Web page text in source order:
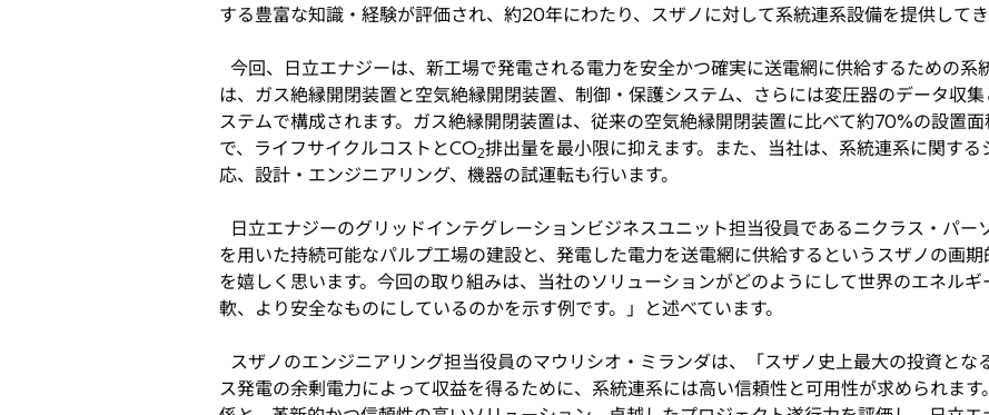
する豊富な知識・経験が評価され、約20年にわたり、スザノに対して系統連系設備を提供してき
今回、日立エナジーは、新工場で発電される電力を安全かつ確実に送電網に供給するための系
は、ガス絶縁開閉装置と空気絶縁開閉装置、制御・保護システム、さらには変圧器のデータ収
ステムで構成されます。ガス絶縁開閉装置は、従来の空気絶縁開閉装置に比べて約70%の設置
で、ライフサイクルコストとCO2排出量を最小限に抑えます。また、当社は、系統連系に関す
応、設計・エンジニアリング、機器の試運転も行います。
日立エナジーのグリッドインテグレーションビジネスユニット担当役員であるニクラス・パー
を用いた持続可能なパルプ工場の建設と、発電した電力を送電網に供給するというスザノの画
を嬉しく思います。今回の取り組みは、当社のソリューションがどのようにして世界のエネル
軟、より安全なものにしているのかを示す例です。」と述べています。
スザノのエンジニアリング担当役員のマウリシオ・ミランダは、「スザノ史上最大の投資とな
ス発電の余剰電力によって収益を得るために、系統連系には高い信頼性と可用性が求められま